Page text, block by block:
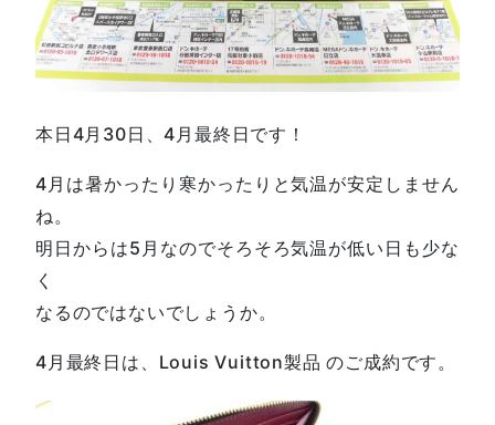
本日4月30日、4月最終日です！
4月は暑かったり寒かったりと気温が安定しません
ね。
明日からは5月なのでそろそろ気温が低い日も少な
く
なるのではないでしょうか。
4月最終日は、Louis Vuitton製品 のご成約です。